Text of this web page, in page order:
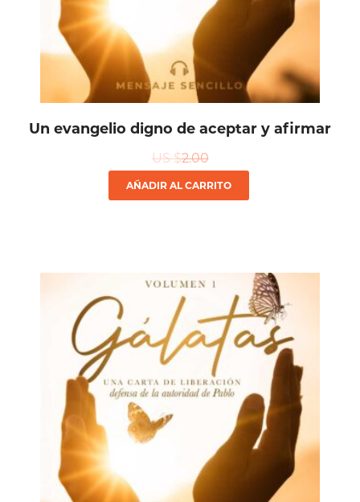
Un evangelio digno de aceptar y afirmar
US $2.00
AÑADIR AL CARRITO